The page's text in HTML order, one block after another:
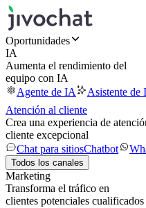
Oportunidades
IA
Aumenta el rendimiento del
equipo con IA
Agente de IA
Asistente de
Atención al cliente
Crea una experiencia de
cliente excepcional
Chat para sitiosChatbot
Todos los canales
Marketing
Transforma el tráfico en
clientes potenciales cualificados